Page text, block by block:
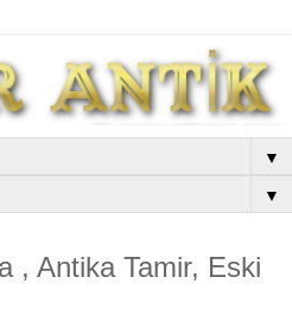
▼
▼
, Antika Tamir, Eski